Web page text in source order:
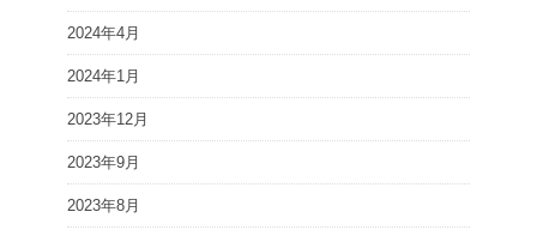
2024年4月
2024年1月
2023年12月
2023年9月
2023年8月